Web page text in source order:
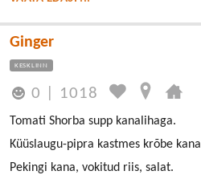
Ginger
KESKLINN
0 1018
Tomati Shorba supp kanalihaga.
Küüslaugu-pipra kastmes krõbe
Pekingi kana, vokitud riis, salat.